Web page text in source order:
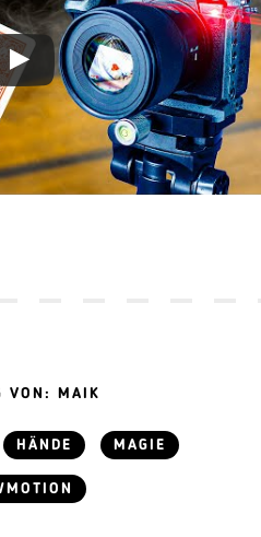
VON: MAIK
HÄNDE MAGIE